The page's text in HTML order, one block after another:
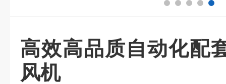
高效高品质自动化配
风机